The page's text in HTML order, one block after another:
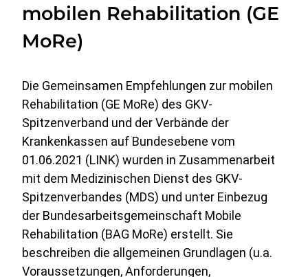
mobilen Rehabilitation (GE
MoRe)
Die Gemeinsamen Empfehlungen zur mobilen
Rehabilitation (GE MoRe) des GKV-
Spitzenverband und der Verbände der
Krankenkassen auf Bundesebene vom
01.06.2021 (LINK) wurden in Zusammenarbeit
mit dem Medizinischen Dienst des GKV-
Spitzenverbandes (MDS) und unter Einbezug
der Bundesarbeitsgemeinschaft Mobile
Rehabilitation (BAG MoRe) erstellt. Sie
beschreiben die allgemeinen Grundlagen (u.a.
Voraussetzungen, Anforderungen,